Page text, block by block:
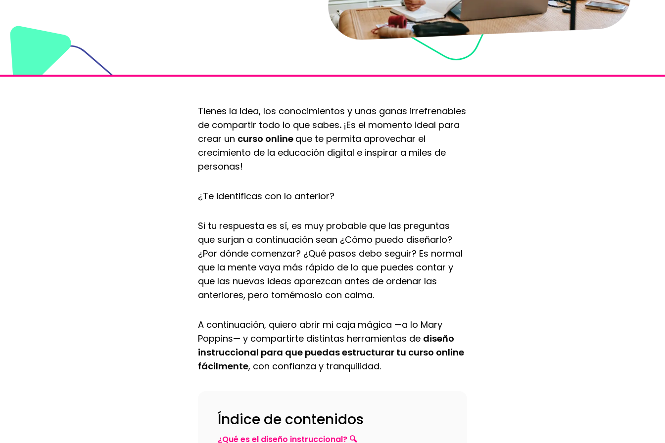
Tienes la idea, los conocimientos y unas ganas irrefrenables
de compartir todo lo que sabes. ¡Es el momento ideal para
crear un curso online que te permita aprovechar el
crecimiento de la educación digital e inspirar a miles de
personas!
¿Te identificas con lo anterior?
Si tu respuesta es sí, es muy probable que las preguntas
que surjan a continuación sean ¿Cómo puedo diseñarlo?
¿Por dónde comenzar? ¿Qué pasos debo seguir? Es normal
que la mente vaya más rápido de lo que puedes contar y
que las nuevas ideas aparezcan antes de ordenar las
anteriores, pero tomémoslo con calma.
A continuación, quiero abrir mi caja mágica —a lo Mary
Poppins— y compartirte distintas herramientas de diseño
instruccional para que puedas estructurar tu curso online
fácilmente, con confianza y tranquilidad.
Índice de contenidos
¿Qué es el diseño instruccional? 🔍